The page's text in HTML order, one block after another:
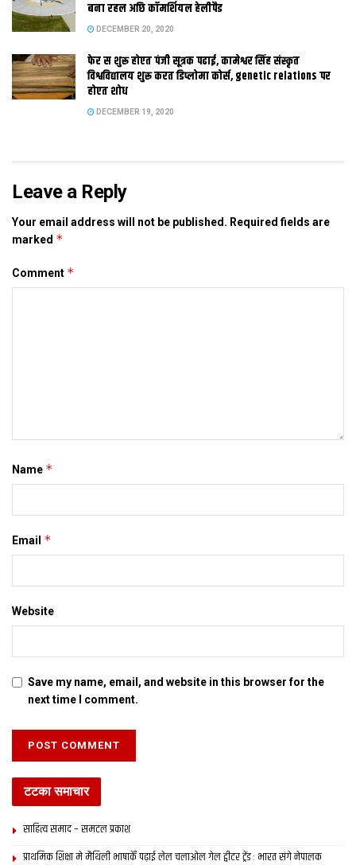
सिन्हा कहला जे वित्तीय संस्थान आ बैंक क वंचित लोक तक सेवा पहुंचेबाक
प्रतिबद्धता स पैघ तादाद मे अवसर निर्मित होएत। ओ कहला जे एखनो भारत
30 साल क उम्र स कम क छथि।
बना रहल अछि कॉमर्शियल हेलीपैड
DECEMBER 20, 2020
फेर स शुरू होएत पंजी सूत्रक पढाई, कामेश्वर सिंह संस्कृत
विश्वविद्यालय शुरू करत डिप्लोमा कोर्स, genetic relations पर
होएत शोध
DECEMBER 19, 2020
Leave a Reply
Your email address will not be published. Required fields are
marked *
Comment *
Name *
Email *
Website
Save my name, email, and website in this browser for the
next time I comment.
टटका समाचार
साहित्य समाद – समटल प्रकाश
प्राथमिक शि‍क्षा मे मैथि‍ली भाषाकेँ पढ़ाई लेल चलाओल गेल ट्वीटर ट्रेंड : भारत संगे नेपालक